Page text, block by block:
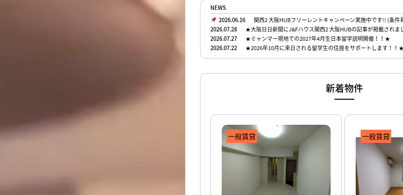
NEWS
2026.06.16
関西2 大阪HUBフリーレントキャンペーン実施中です!! (条件
2026.07.28
★大阪日日新聞にJ&Fハウス関西2 大阪HUBの記事が掲載され
2026.07.27
★ミャンマー現地での2027年4月生日本留学説明開催！！★
2026.07.22
★2026年10月に来日される留学生の住居をサポートします！！★
新着物件
一般賃貸 一般賃貸